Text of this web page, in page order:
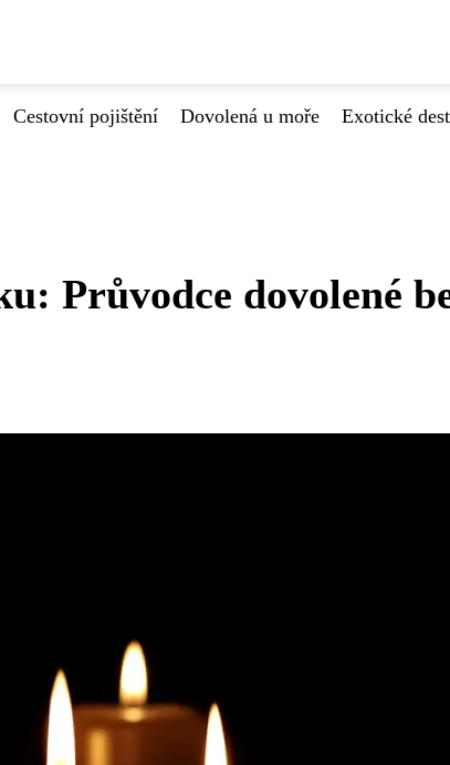
Cestovní pojištění Dovolená u moře Exotické
Průvodce dovolené